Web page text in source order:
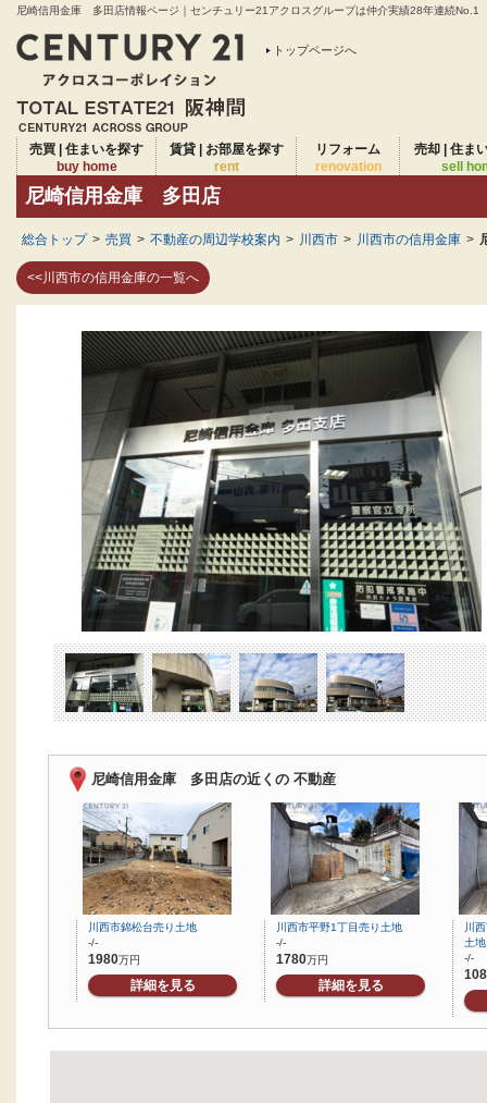
尼崎信用金庫 多田店情報ページ｜センチュリー21アクロスグループは仲介実績28年連続No.1
トップページへ
売買 | 住まいを探す
buy home
賃貸 | お部屋を探す
rent
リフォーム
renovation
売却 | 住ま
sell
尼崎信用金庫 多田店
総合トップ > 売買 > 不動産の周辺学校案内 > 川西市 > 川西市の信用金庫 >
<<川西市の信用金庫の一覧へ
尼崎信用金庫 多田店の近くの 不動産
川西市錦松台売り土地
-/-
1980万円
詳細を見る
川西市平野1丁目売り土地
-/-
1780万円
詳細を見る
川
土地
-/-